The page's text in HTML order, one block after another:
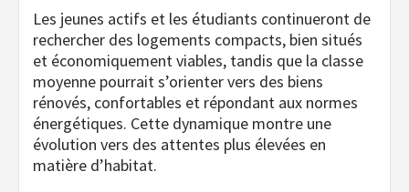
Les jeunes actifs et les étudiants continueront de
rechercher des logements compacts, bien situés
et économiquement viables, tandis que la classe
moyenne pourrait s’orienter vers des biens
rénovés, confortables et répondant aux normes
énergétiques. Cette dynamique montre une
évolution vers des attentes plus élevées en
matière d’habitat.